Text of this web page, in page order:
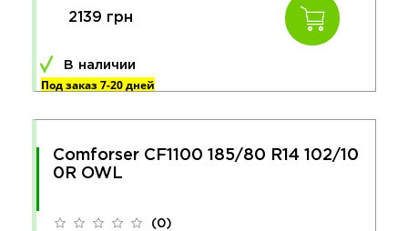
2139 грн
В наличии
Под заказ 7-20 дней
Comforser CF1100 185/80 R14 102/10
0R OWL
(0)